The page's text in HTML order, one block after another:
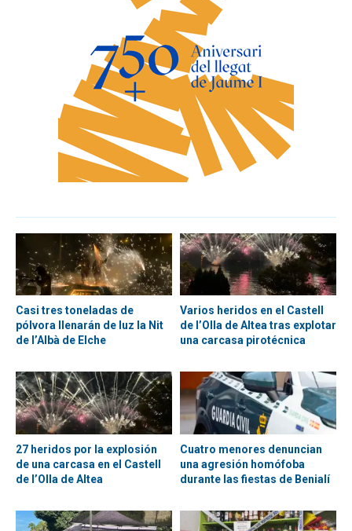
Casi tres toneladas de
pólvora llenarán de luz la Nit
de l’Albà de Elche
Varios heridos en el Castell
de l’Olla de Altea tras explotar
una carcasa pirotécnica
27 heridos por la explosión
de una carcasa en el Castell
de l’Olla de Altea
Cuatro menores denuncian
una agresión homófoba
durante las fiestas de Benialí